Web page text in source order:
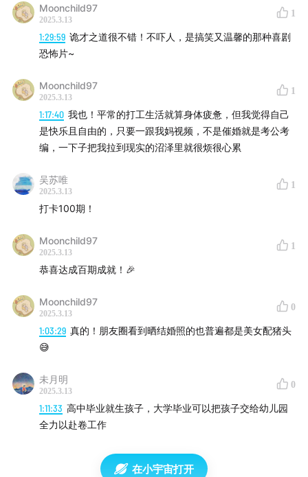
88:00 听友们的影视剧安利
113:00开麦吐槽环节
【互动方式】
微博@不上不下_Betwixt
搜索wx：shirleyxiaoling并标记听众，即可加入听友群。
欢迎各位综艺粉丝、电视儿童，或者任何喜好听我们唠嗑
的朋友进群互动。
【收听方式】
你可以在小宇宙、喜马拉雅、Apple Podcast、Pocket
Moonchild97
2025.3.13
1
1:29:59 诡才之道很不错！不吓人，是搞笑又温馨的那种喜剧
恐怖片~
Moonchild97
2025.3.13
1
1:17:40 我也！平常的打工生活就算身体疲惫，但我觉得自己
是快乐且自由的，只要一跟我妈视频，不是催婚就是考公考
编，一下子把我拉到现实的沼泽里就很烦很心累
吴苏唯
2025.3.13
1
打卡100期！
Moonchild97
2025.3.13
1
恭喜达成百期成就！🎉
Moonchild97
2025.3.13
0
1:03:29 真的！朋友圈看到晒结婚照的也普遍都是美女配猪头
😅
未月明
2025.3.13
0
1:11:33 高中毕业就生孩子，大学毕业可以把孩子交给幼儿园
全力以赴卷工作
在小宇宙打开